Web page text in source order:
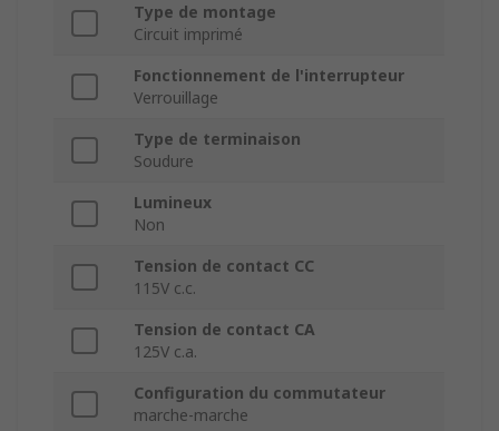
Type de montage
Circuit imprimé
Fonctionnement de l'interrupteur
Verrouillage
Type de terminaison
Soudure
Lumineux
Non
Tension de contact CC
115V c.c.
Tension de contact CA
125V c.a.
Configuration du commutateur
marche-marche